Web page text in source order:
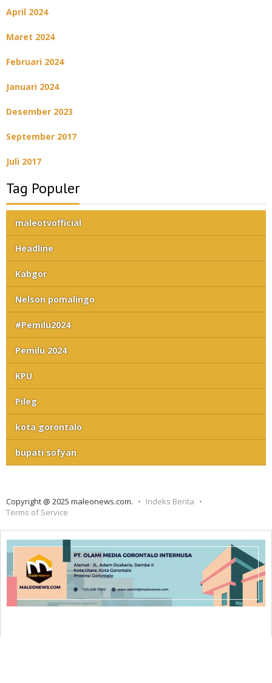
April 2024
Maret 2024
Februari 2024
Januari 2024
Desember 2023
September 2017
Juli 2017
Tag Populer
maleotvofficial
Headline
Kabgor
Nelson pomalingo
#Pemilu2024
Pemilu 2024
KPU
Pileg
kota gorontalo
bupati sofyan
Copyright @ 2025 maleonews.com.
Indeks Berita
Terms of Service